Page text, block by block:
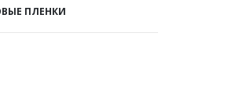
ПЛЕНКИ